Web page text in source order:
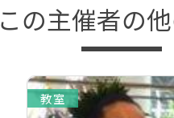
この主催者の
教室